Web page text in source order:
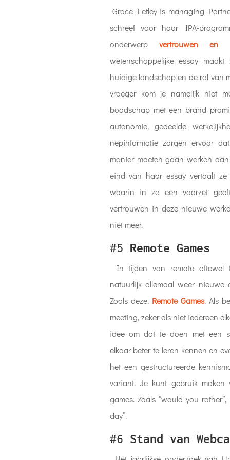
Grace Letley is managing
schreef voor haar IPA-
onderwerp vertrouwen en
wetenschappelijke essay
huidige landschap en de rol van
vroeger kom je namelijk niet
boodschap met een brand
autonomie, gedeelde
nepinformatie zorgen ervoor
manier moeten gaan werken
eind van haar essay vertaalt
waarin in ze een voorzet
vertrouwen in deze nieuwe
niet meer.
#5 Remote Games
In tijden van remote oftewel
natuurlijk allemaal weer nieuwe
Zoals deze. Remote Games. Als
meeting, zeker als niet iedereen
idee om dat te doen met een
elkaar beter te leren kennen en
het een gestructureerde
variant. Je kunt gebruik maken
games. Zoals “would you
day”.
#6 Stand van